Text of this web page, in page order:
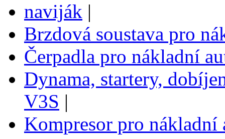
naviják |
Brzdová soustava pro
Čerpadla pro nákladní
Dynama, startery,
V3S |
Kompresor pro nákladní